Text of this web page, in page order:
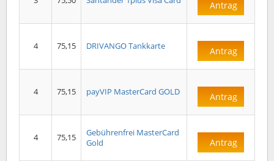
Antrag
4 75,15 DRIVANGO Tankkarte Antrag
4 75,15 payVIP MasterCard GOLD Antrag
4 75,15
Gebührenfrei MasterCard
Gold
Antrag